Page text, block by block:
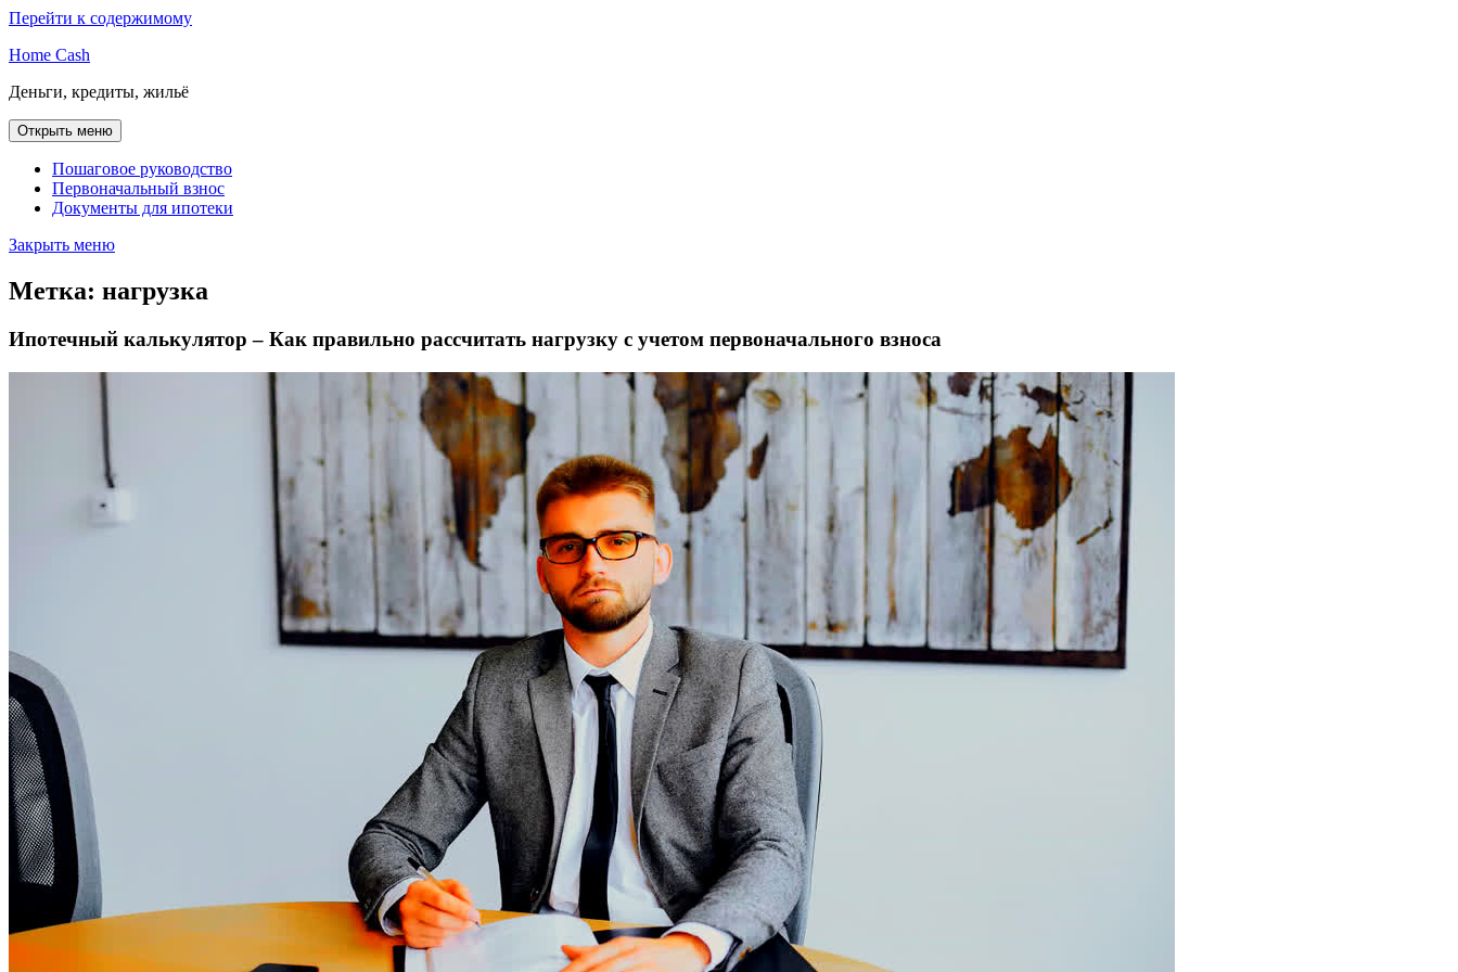
Перейти к содержимому
Home Cash
Деньги, кредиты, жильё
Открыть меню
Пошаговое руководство
Первоначальный взнос
Документы для ипотеки
Закрыть меню
Метка: нагрузка
Ипотечный калькулятор – Как правильно рассчитать нагрузку с учетом первоначального взноса